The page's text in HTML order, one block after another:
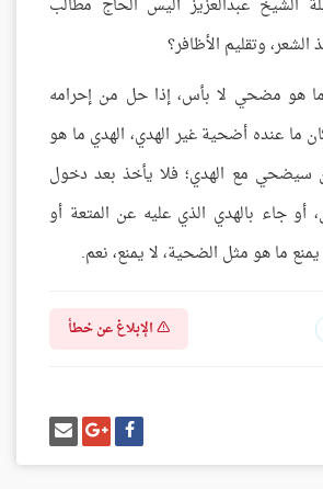
الشيخ عبدالعزيز أليس الحاج مطالب
وتقليم الأظافر؟
هو مضحي لا بأس، إذا حل من إحرامه
ما عنده أضحية غير الهدي، الهدي ما هو
سيضحي مع الهدي؛ فلا يأخذ بعد دخول
جاء بالهدي الذي عليه عن المتعة أو
يمنع ما هو مثل الضحية، لا يمنع، نعم.
الإبلاغ عن خطأ
شارك
على
فيسبوك
شارك
على
غوغل
بلس
إرسل
إيميل